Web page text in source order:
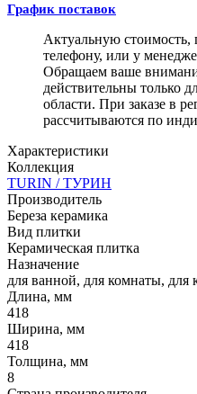
График поставок
Актуальную стоимость,
телефону, или у
Обращаем ваше
действительны только
области. При заказе в
рассчитываются по
Характеристики
Коллекция
TURIN / ТУРИН
Производитель
Береза керамика
Вид плитки
Керамическая плитка
Назначение
для ванной, для комнаты, для
Длина, мм
418
Ширина, мм
418
Толщина, мм
8